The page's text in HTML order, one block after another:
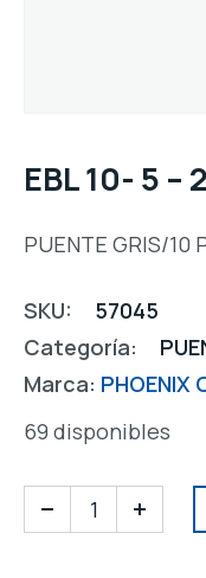
EBL 10- 5 –
PUENTE GRIS/10
SKU:
57045
Categoría:
Marca: PHOENIX
69 disponibles